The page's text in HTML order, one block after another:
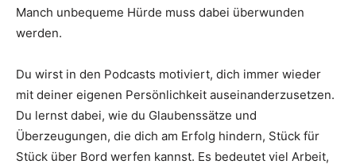
Manch unbequeme Hürde muss dabei überwunden
werden.
Du wirst in den Podcasts motiviert, dich immer wieder
mit deiner eigenen Persönlichkeit auseinanderzusetzen.
Du lernst dabei, wie du Glaubenssätze und
Überzeugungen, die dich am Erfolg hindern, Stück für
Stück über Bord werfen kannst. Es bedeutet viel Arbeit,